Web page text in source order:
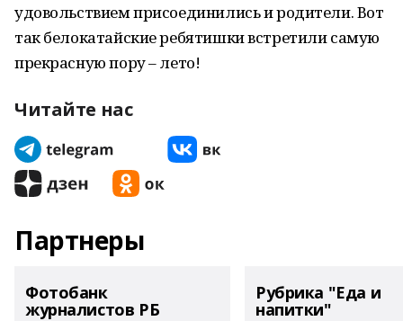
удовольствием присоединились и родители. Вот
так белокатайские ребятишки встретили самую
прекрасную пору – лето!
Читайте нас
Партнеры
Фотобанк
журналистов РБ
Рубрика "Еда и
напитки"